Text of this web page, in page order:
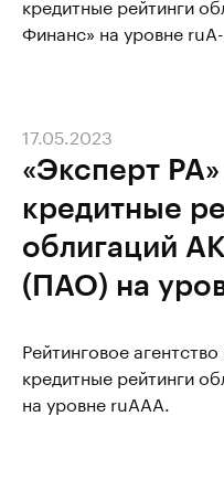
Финанс» на уровне
«Эксперт
кредитные
облигаций
(ПАО) на
17.05.2023
Рейтинговое
кредитные рейтинги
на уровне ruAAA.